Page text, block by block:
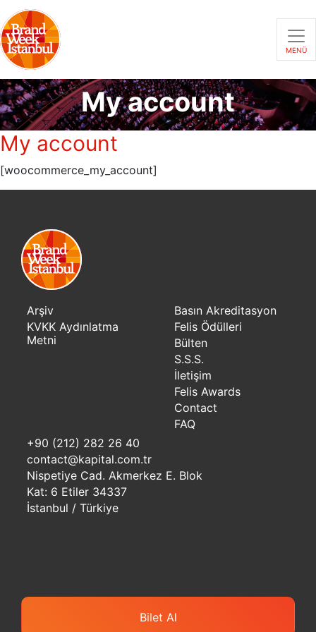
MENÜ
My account
My account
[woocommerce_my_account]
Arşiv
KVKK Aydınlatma
Metni
Basın Akreditasyon
Felis Ödülleri
Bülten
S.S.S.
İletişim
Felis Awards
Contact
FAQ
+90 (212) 282 26 40
contact@kapital.com.tr
Nispetiye Cad. Akmerkez E. Blok
Kat: 6 Etiler 34337
İstanbul / Türkiye
Bilet Al